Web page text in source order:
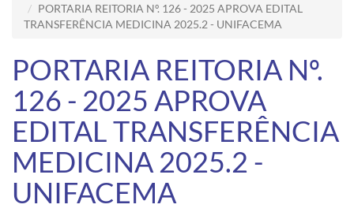
PORTARIA REITORIA Nº. 126 - 2025 APROVA EDITAL
TRANSFERÊNCIA MEDICINA 2025.2 - UNIFACEMA
PORTARIA REITORIA Nº.
126 - 2025 APROVA
EDITAL TRANSFERÊNCIA
MEDICINA 2025.2 -
UNIFACEMA